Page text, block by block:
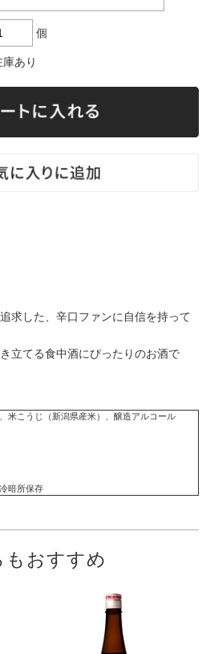
個
庫あり
求した、辛口ファンに自信を持って
立てる食中酒にぴったりのお酒で
米こうじ（新潟県産米）、醸造アルコール
暗所保存
もおすすめ